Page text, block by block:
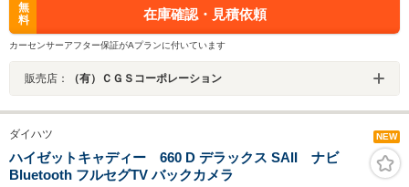
無
料
在庫確認・見積依頼
カーセンサーアフター保証がAプランに付いています
販売店： （有）ＣＧＳコーポレーション
ダイハツ NEW
ハイゼットキャディー 660 D デラックス SAII ナビ
Bluetooth フルセグTV バックカメラ